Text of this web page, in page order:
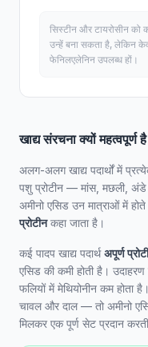
सिस्टीन और टायरोसीन
उन्हें बना सकता है, लेकिन
फेनिलएलेनिन उपलब्ध हों।
खाद्य संरचना क्यों महत्वपूर्ण है
अलग-अलग खाद्य पदार्थों में
पशु प्रोटीन — मांस, मछली,
अमीनो एसिड उन मात्राओं में
प्रोटीनकहा जाता है।
कई पादप खाद्य पदार्थअपूर्ण
एसिड की कमी होती है।
फलियों में मेथियोनीन कम होता
चावल और दाल — तो अमीनो
मिलकर एक पूर्ण सेट प्रदान